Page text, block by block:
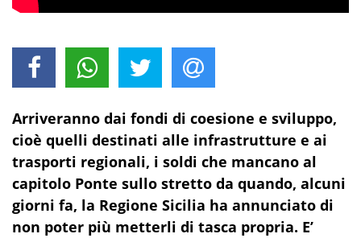
Arriveranno dai fondi di coesione e sviluppo,
cioè quelli destinati alle infrastrutture e ai
trasporti regionali, i soldi che mancano al
capitolo Ponte sullo stretto da quando, alcuni
giorni fa, la Regione Sicilia ha annunciato di
non poter più metterli di tasca propria. E’